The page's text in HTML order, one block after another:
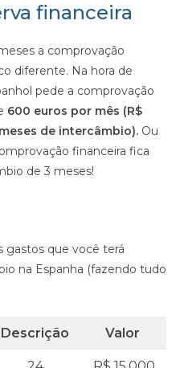
financeira
a comprovação
diferente. Na hora de
pede a comprovação
600 euros por mês (R$
de intercâmbio). Ou
financeira fica
de 3 meses!
gastos que você terá
na Espanha (fazendo tudo
Descrição Valor